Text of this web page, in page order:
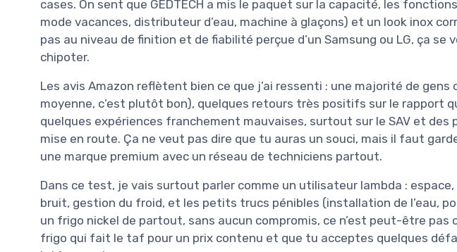
cases. On sent que GEDTECH a mis le paquet sur la capacité, les
mode vacances, distributeur d’eau, machine à glaçons) et un look inox
pas au niveau de finition et de fiabilité perçue d’un Samsung ou LG, ça se
chipoter.
Les avis Amazon reflètent bien ce que j’ai ressenti : une majorité de
moyenne, c’est plutôt bon), quelques retours très positifs sur le rapport
quelques expériences franchement mauvaises, surtout sur le SAV et des
mise en route. Ça ne veut pas dire que tu auras un souci, mais il faut
une marque premium avec un réseau de techniciens partout.
Dans ce test, je vais surtout parler comme un utilisateur lambda :
bruit, gestion du froid, et les petits trucs pénibles (installation de l’eau,
un frigo nickel de partout, sans aucun compromis, ce n’est peut-être pas
frigo qui fait le taf pour un prix contenu et que tu acceptes quelques